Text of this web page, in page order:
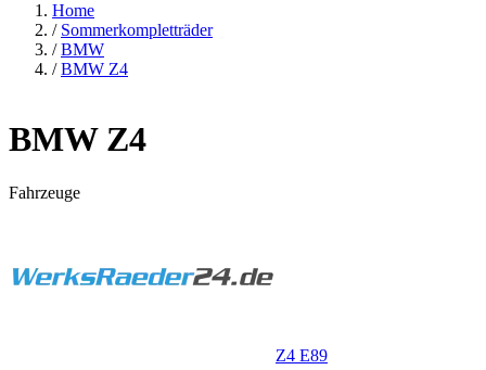
Home
/ Sommerkompletträder
/ BMW
/ BMW Z4
BMW Z4
Fahrzeuge
Z4 E89